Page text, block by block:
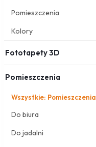
Pomieszczenia
Kolory
Fototapety 3D
Pomieszczenia
Wszystkie: Pomieszczenia
Do biura
Do jadalni